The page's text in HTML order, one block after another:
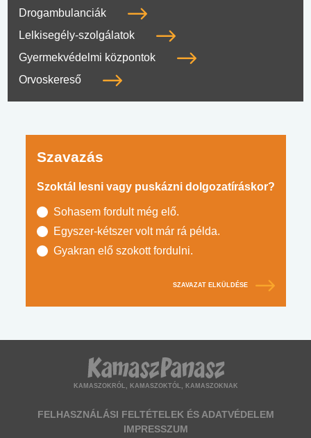
Drogambulanciák
Lelkisegély-szolgálatok
Gyermekvédelmi központok
Orvoskereső
Szavazás
Szoktál lesni vagy puskázni dolgozatíráskor?
Sohasem fordult még elő.
Egyszer-kétszer volt már rá példa.
Gyakran elő szokott fordulni.
SZAVAZAT ELKÜLDÉSE
KAMASZOKRÓL, KAMASZOKTÓL, KAMASZOKNAK
FELHASZNÁLÁSI FELTÉTELEK ÉS ADATVÉDELEM
IMPRESSZUM